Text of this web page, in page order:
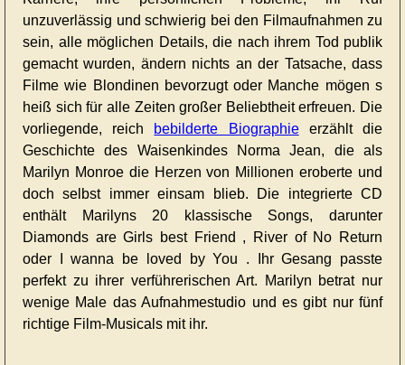
unzuverlässig und schwierig bei den Filmaufnahmen zu
sein, alle möglichen Details, die nach ihrem Tod publik
gemacht wurden, ändern nichts an der Tatsache, dass
Filme wie Blondinen bevorzugt oder Manche mögen s
heiß sich für alle Zeiten großer Beliebtheit erfreuen. Die
vorliegende, reich bebilderte Biographieerzählt die
Geschichte des Waisenkindes Norma Jean, die als
Marilyn Monroe die Herzen von Millionen eroberte und
doch selbst immer einsam blieb. Die integrierte CD
enthält Marilyns 20 klassische Songs, darunter
Diamonds are Girls best Friend , River of No Return
oder I wanna be loved by You . Ihr Gesang passte
perfekt zu ihrer verführerischen Art. Marilyn betrat nur
wenige Male das Aufnahmestudio und es gibt nur fünf
richtige Film-Musicals mit ihr.